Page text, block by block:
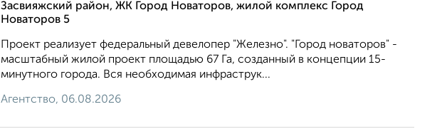
Засвияжский район, ЖК Город Новаторов, жилой комплекс Город
Новаторов 5
Проект реализует федеральный девелопер "Железно". "Город новаторов" -
масштабный жилой проект площадью 67 Га, созданный в концепции 15-
минутного города. Вся необходимая инфраструк...
Агентство, 06.08.2026